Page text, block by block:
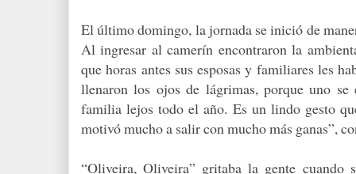
El último domingo, la jornada se inició de
Al ingresar al camerín encontraron la
que horas antes sus esposas y familiares les
llenaron los ojos de lágrimas, porque uno se
familia lejos todo el año. Es un lindo gesto
motivó mucho a salir con mucho más ganas”,
“Oliveira, Oliveira” gritaba la gente cuando